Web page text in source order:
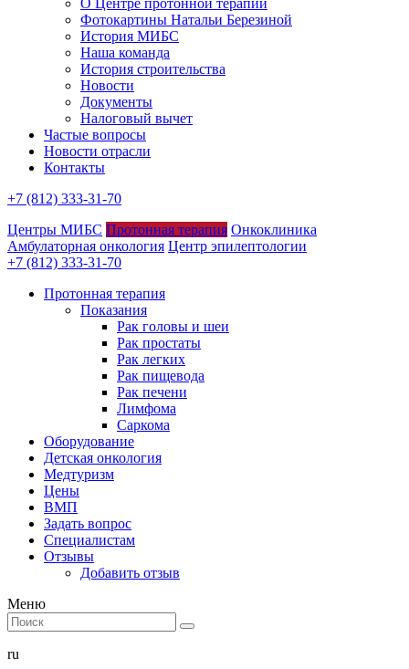
О Центре протонной терапии
Фотокартины Натальи Березиной
История МИБС
Наша команда
История строительства
Новости
Документы
Налоговый вычет
Частые вопросы
Новости отрасли
Контакты
+7 (812) 333-31-70
Центры МИБС Протонная терапия Онкоклиника
Амбулаторная онкология Центр эпилептологии
+7 (812) 333-31-70
Протонная терапия
Показания
Рак головы и шеи
Рак простаты
Рак легких
Рак пищевода
Рак печени
Лимфома
Саркома
Оборудование
Детская онкология
Медтуризм
Цены
ВМП
Задать вопрос
Специалистам
Отзывы
Добавить отзыв
Меню
ru